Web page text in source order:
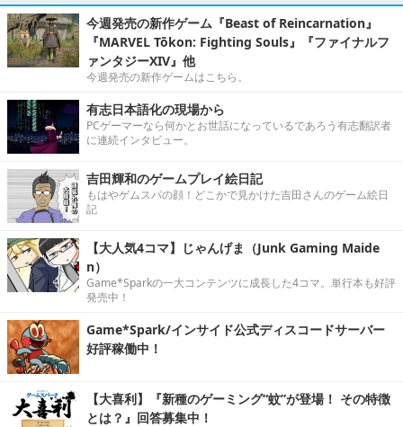
今週発売の新作ゲーム『Beast of Reincarnation』
『MARVEL Tōkon: Fighting Souls』『ファイナルフ
ァンタジーXIV』他
今週発売の新作ゲームはこちら。
有志日本語化の現場から
PCゲーマーなら何かとお世話になっているであろう有志翻訳者
に連続インタビュー。
吉田輝和のゲームプレイ絵日記
もはやゲムスパの顔！どこかで見かけた吉田さんのゲーム絵日
記
【大人気4コマ】じゃんげま（Junk Gaming Maide
n）
Game*Sparkの一大コンテンツに成長した4コマ。単行本も好評
発売中！
Game*Spark/インサイド公式ディスコードサーバー
好評稼働中！
【大喜利】『新種のゲーミング“蚊”が登場！ その特徴
とは？』回答募集中！